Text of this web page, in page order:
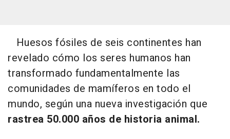
Huesos fósiles de seis continentes han
revelado cómo los seres humanos han
transformado fundamentalmente las
comunidades de mamíferos en todo el
mundo, según una nueva investigación que
rastrea 50.000 años de historia animal.